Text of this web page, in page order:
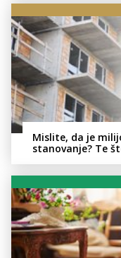
Mislite, da je
stanovanje? Te